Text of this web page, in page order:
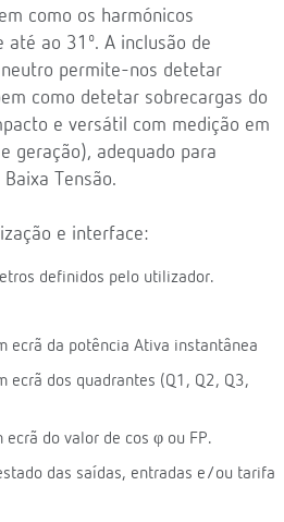
como os harmónicos
até ao 31º. A inclusão de
permite-nos detetar
como detetar sobrecargas do
e versátil com medição em
geração), adequado para
Tensão.
e interface:
definidos pelo utilizador.
ecrã da potência Ativa instantânea
ecrã dos quadrantes (Q1, Q2, Q3,
ecrã do valor de cos φ ou FP.
das saídas, entradas e/ou tarifa